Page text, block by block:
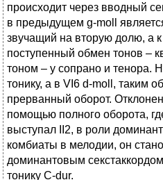
происходит через вводный
в предыдущем g-moll
звучащий на вторую долю, а к
поступенный обмен тонов –
тоном – у сопрано и тенора.
тонику, а в VI6 d-moll, таким
прерванный оборот.
помощью полного оборота,
выступал II2, в роли
комбиаты в мелодии, он
доминантовым
тонику C-dur.